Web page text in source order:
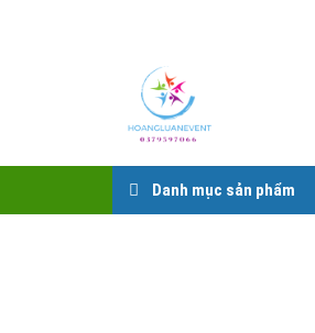
Danh mục sản phẩm